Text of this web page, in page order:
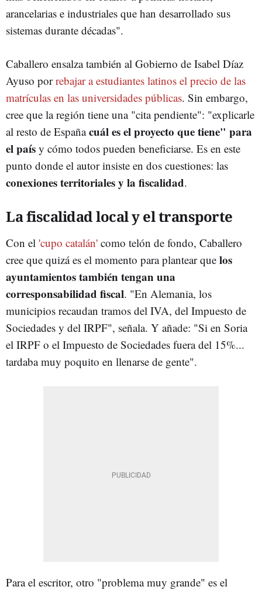
arancelarias e industriales que han desarrollado sus
sistemas durante décadas".
Caballero ensalza también al Gobierno de Isabel Díaz
Ayuso porrebajar a estudiantes latinos el precio de las
matrículas en las universidades públicas. Sin embargo,
cree que la región tiene una "cita pendiente": "explicarle
al resto de Españacuál es el proyecto que tiene" para
el país y cómo todos pueden beneficiarse. Es en este
punto donde el autor insiste en dos cuestiones: las
conexiones territoriales y la fiscalidad.
La fiscalidad local y el transporte
Con el 'cupo catalán' como telón de fondo, Caballero
cree que quizá es el momento para plantear que los
ayuntamientos también tengan una
corresponsabilidad fiscal. "En Alemania, los
municipios recaudan tramos del IVA, del Impuesto de
Sociedades y del IRPF", señala. Y añade: "Si en Soria
el IRPF o el Impuesto de Sociedades fuera del 15%...
tardaba muy poquito en llenarse de gente".
Para el escritor, otro "problema muy grande" es el